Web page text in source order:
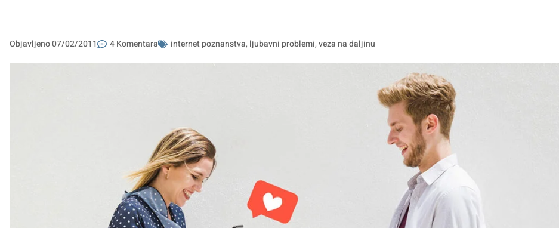
Objavljeno07/02/2011 4 Komentara internet poznanstva, ljubavni problemi,veza na daljinu